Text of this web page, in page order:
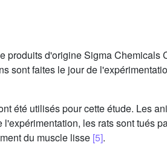
produits d'origine Sigma Chemicals
sont faites le jour de
été utilisés pour cette étude. Les
les rats sont tués
du muscle lisse [5].